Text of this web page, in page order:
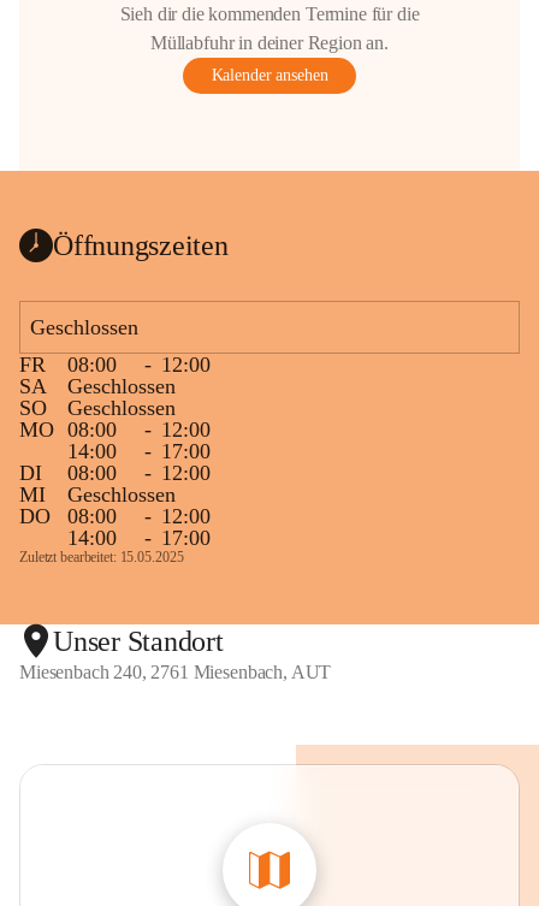
Sieh dir die kommenden Termine für die
Müllabfuhr in deiner Region an.
Kalender ansehen
Öffnungszeiten
Geschlossen
FR
08:00 - 12:00
SA
Geschlossen
SO
Geschlossen
MO 08:00 - 12:00
14:00
- 17:00
DI
08:00 - 12:00
MI
Geschlossen
DO
08:00 - 12:00
14:00
- 17:00
Zuletzt bearbeitet: 15.05.2025
Unser Standort
Miesenbach 240, 2761 Miesenbach, AUT